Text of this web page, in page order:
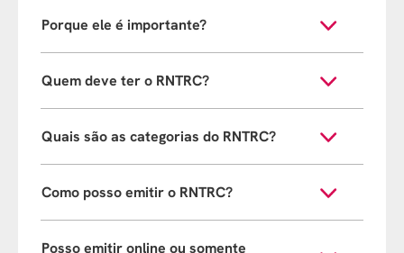
Porque ele é importante?
Quem deve ter o RNTRC?
Quais são as categorias do RNTRC?
Como posso emitir o RNTRC?
Posso emitir online ou somente